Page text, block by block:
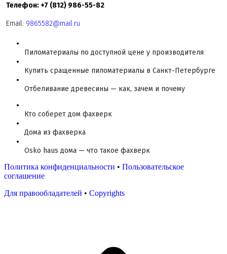
Телефон: +7 (812) 986-55-82
Email: 9865582@mail.ru
Пиломатериалы по доступной цене у производителя
Купить сращенные пиломатериалы в Санкт-Петербурге
Отбеливание древесины — как, зачем и почему
Кто соберет дом фахверк
Дома из фахверка
Osko haus дома — что такое фахверк
Политика конфиденциальности • Пользовательское
соглашение
Для правообладателей • Copyrights